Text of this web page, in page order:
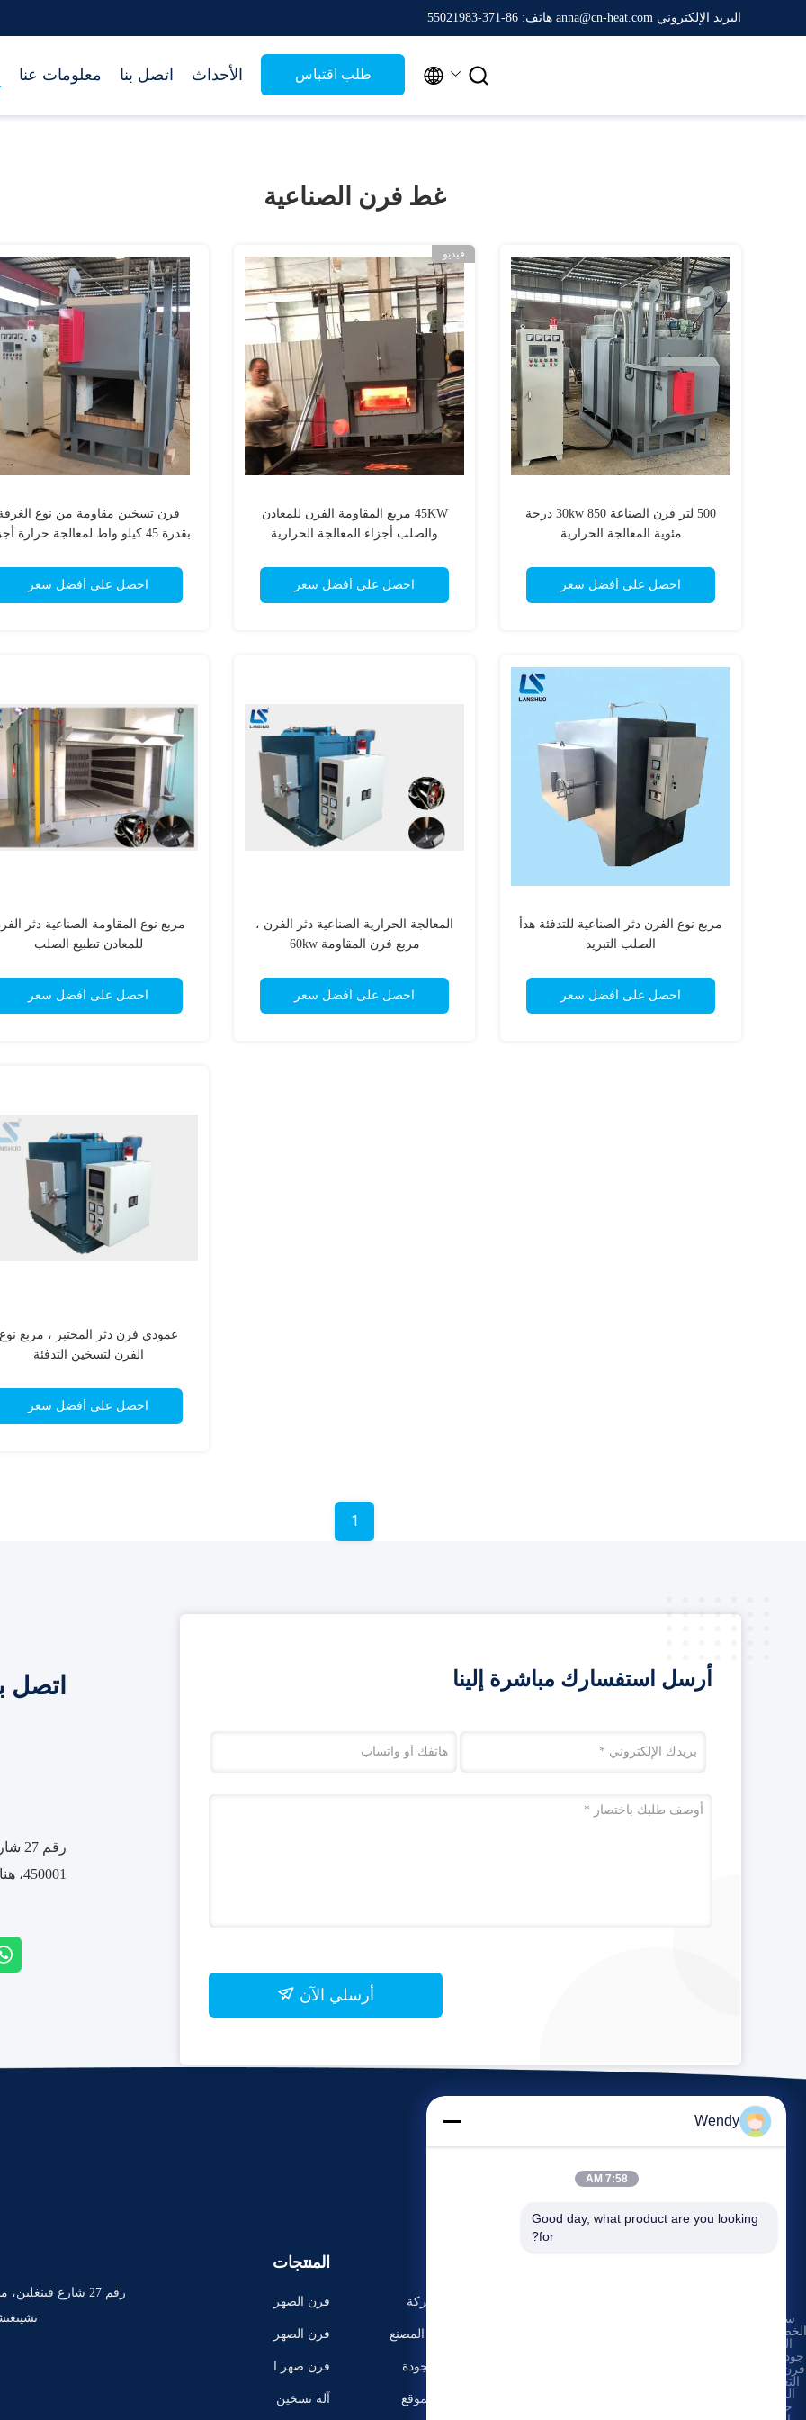
البريد الإلكتروني anna@cn-heat.com هاتف: 86-371-55021983
معلومات عنا اتصل بنا الأحداث طلب اقتباس  
غط فرن الصناعية
فرن تسخين مقاومة من نوع
بقدرة 45 كيلو واط لمعالجة حرارة
احصل على أفضل سعر
فيديو
45KW مربع المقاومة الفرن للمعادن
والصلب أجزاء المعالجة الحرارية
احصل على أفضل سعر
500 لتر فرن الصناعة 30kw 850 درجة
مئوية المعالجة الحرارية
احصل على أفضل سعر
مربع نوع المقاومة الصناعية دثر
للمعادن تطبيع الصلب
احصل على أفضل سعر
المعالجة الحرارية الصناعية دثر الفرن ،
مربع فرن المقاومة 60kw
احصل على أفضل سعر
مربع نوع الفرن دثر الصناعية للتدفئة هدأ
الصلب التبريد
احصل على أفضل سعر
عمودي فرن دثر المختبر ، مربع
الفرن لتسخين التدفئة
احصل على أفضل سعر
1
اتصل
رقم
450001، هنان، الصين
أرسل استفسارك مباشرة إلينا
أرسلي الآن
رقم 27 شارع
تشينغتشو 450001،
المنتجات
فرن الصهر
التعريفي
فرن الصهر
فرن صهر ا
لتعريفي ال
آلة تسخين
ملف الشركة
جولة في المصنع
مراقبة الجودة
خريطة الموقع
سياسة
الخصوصية
الصين
جودة جيدة
فرن الصهر
التعريفي
المورد.
حقوق
Wendy
7:58 AM
Good day, what product are you looking
for?